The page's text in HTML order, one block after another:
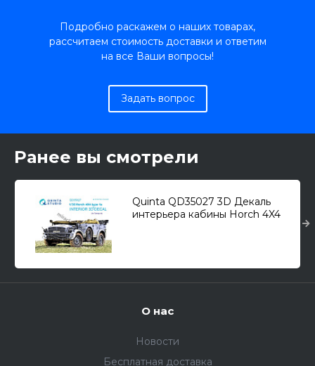
Подробно раскажем о наших товарах,
рассчитаем стоимость доставки и ответим
на все Ваши вопросы!
Задать вопрос
Ранее вы смотрели
Quinta QD35027 3D Декаль
интерьера кабины Horch 4X4
О нас
Новости
Бесплатная доставка